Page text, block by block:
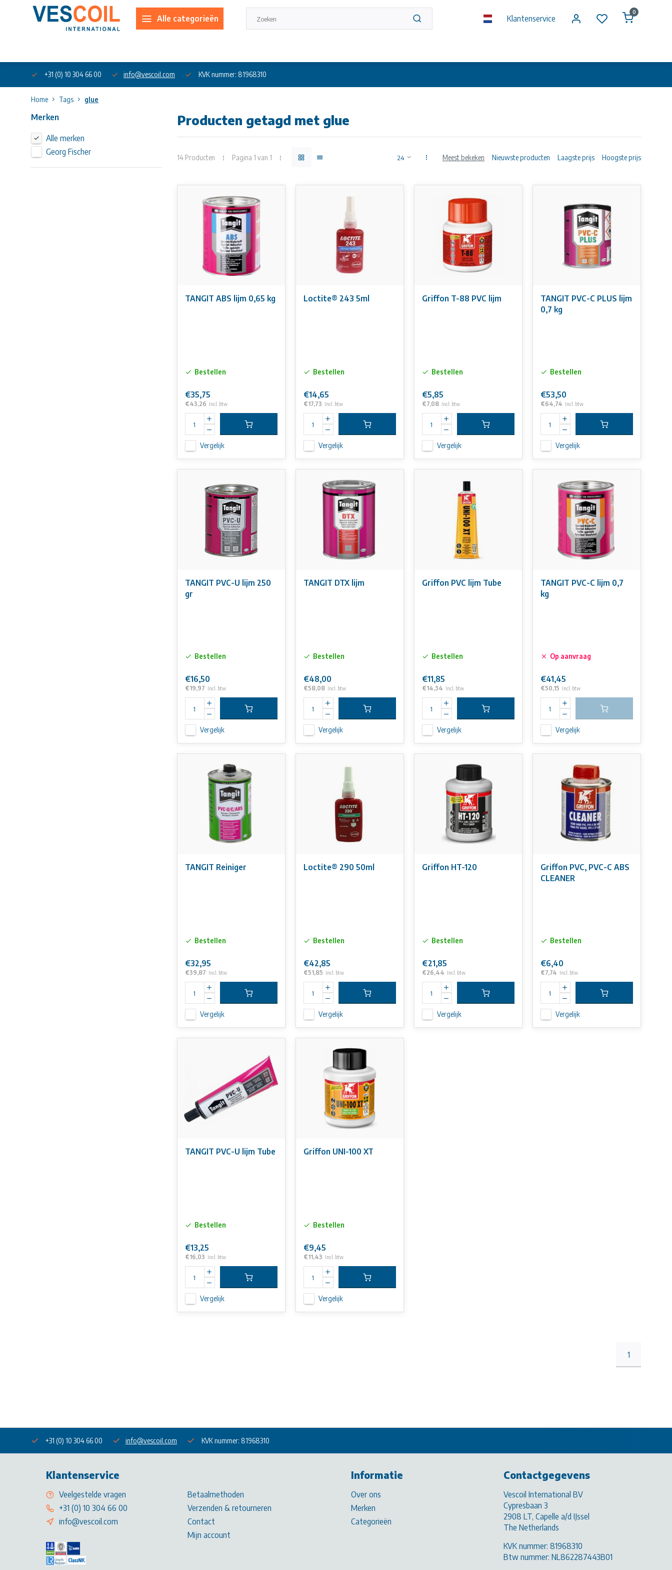
Alle categorieën Klantenservice
0
+31 (0) 10 304 66 00 info@vescoil.com KVK nummer: 81968310
Home Tags glue
Merken
Alle merken
Georg Fischer
Producten getagd met glue
14 Producten Pagina 1 van 1 Meest bekeken Nieuwste producten Laagste prijs Hoogste prijs
TANGIT ABS lijm 0,65 kg
Bestellen
€35,75
€43,26 Incl. btw
Vergelijk
Loctite® 243 5ml
Bestellen
€14,65
€17,73 Incl. btw
Vergelijk
Griffon T-88 PVC lijm
Bestellen
€5,85
€7,08 Incl. btw
Vergelijk
TANGIT PVC-C PLUS lijm
0,7 kg
Bestellen
€53,50
€64,74 Incl. btw
Vergelijk
TANGIT PVC-U lijm 250
gr
Bestellen
€16,50
€19,97 Incl. btw
Vergelijk
TANGIT DTX lijm
Bestellen
€48,00
€58,08 Incl. btw
Vergelijk
Griffon PVC lijm Tube
Bestellen
€11,85
€14,34 Incl. btw
Vergelijk
TANGIT PVC-C lijm 0,7
kg
Op aanvraag
€41,45
€50,15 Incl. btw
Vergelijk
TANGIT Reiniger
Bestellen
€32,95
€39,87 Incl. btw
Vergelijk
Loctite® 290 50ml
Bestellen
€42,85
€51,85 Incl. btw
Vergelijk
Griffon HT-120
Bestellen
€21,85
€26,44 Incl. btw
Vergelijk
Griffon PVC, PVC-C ABS
CLEANER
Bestellen
€6,40
€7,74 Incl. btw
Vergelijk
TANGIT PVC-U lijm Tube
Bestellen
€13,25
€16,03 Incl. btw
Vergelijk
Griffon UNI-100 XT
Bestellen
€9,45
€11,43 Incl. btw
Vergelijk
1
+31 (0) 10 304 66 00 info@vescoil.com KVK nummer: 81968310
Klantenservice
Veelgestelde vragen
+31 (0) 10 304 66 00
info@vescoil.com
Betaalmethoden
Verzenden & retourneren
Contact
Mijn account
Informatie
Over ons
Merken
Categorieën
Contactgegevens
Vescoil International BV
Cypresbaan 3
2908 LT, Capelle a/d IJssel
The Netherlands
KVK nummer: 81968310
Btw nummer: NL862287443B01